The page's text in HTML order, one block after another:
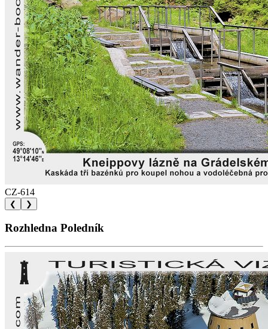
CZ-614
❮ ❯
Rozhledna Poledník